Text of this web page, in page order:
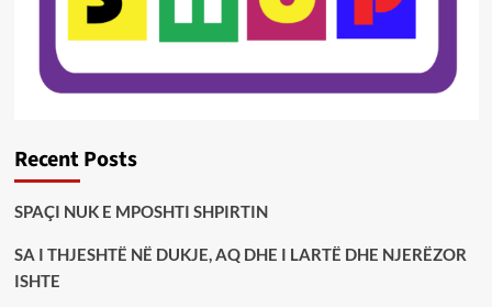
Recent Posts
SPAÇI NUK E MPOSHTI SHPIRTIN
SA I THJESHTË NË DUKJE, AQ DHE I LARTË DHE NJERËZOR
ISHTE